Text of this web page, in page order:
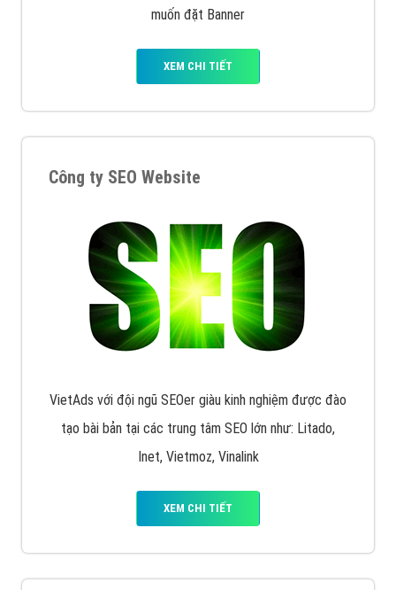
muốn đặt Banner
XEM CHI TIẾT
Công ty SEO Website
VietAds với đội ngũ SEOer giàu kinh nghiệm được đào
tạo bài bản tại các trung tâm SEO lớn như: Litado,
Inet, Vietmoz, Vinalink
XEM CHI TIẾT